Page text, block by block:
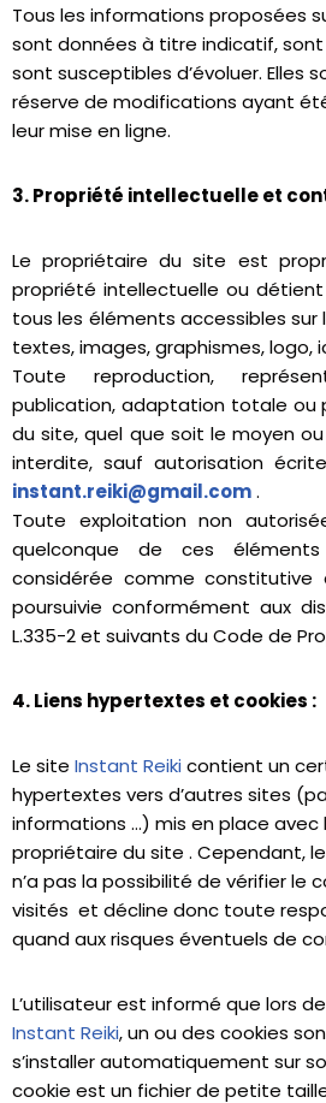
Tous les informations proposées
sont données à titre indicatif,
sont susceptibles d’évoluer. Elles
réserve de modifications ayant
leur mise en ligne.
3. Propriété intellectuelle et
Le propriétaire du site est
propriété intellectuelle ou détient
tous les éléments accessibles
textes, images, graphismes, logo,
Toute reproduction,
publication, adaptation totale ou
du site, quel que soit le moyen
interdite, sauf autorisation
instant.reiki@gmail.com.
Toute exploitation non
quelconque de ces
considérée comme constitutive
poursuivie conformément aux
L.335-2 et suivants du Code de
4. Liens hypertextes et cookies :
Le site Instant Reiki contient un
hypertextes vers d’autres sites
informations …) mis en place avec
propriétaire du site . Cependant,
n’a pas la possibilité de vérifier le
visités et décline donc toute
quand aux risques éventuels de
L’utilisateur est informé que lors
Instant Reiki, un ou des cookies
s’installer automatiquement sur
cookie est un fichier de petite